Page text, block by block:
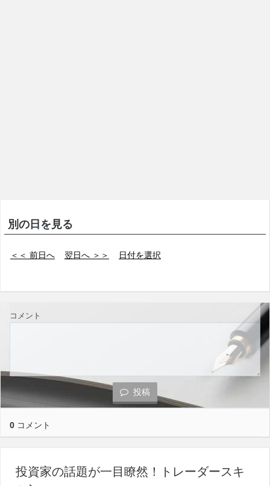
別の日を見る
＜＜ 前日へ 翌日へ ＞＞ 日付を選択
コメント
投稿
0 コメント
投資家の話題が一目瞭然！トレーダースキ